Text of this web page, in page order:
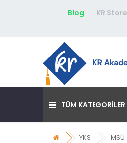
Blog KR Store
TÜM KATEGORİLER
YKS MSÜ